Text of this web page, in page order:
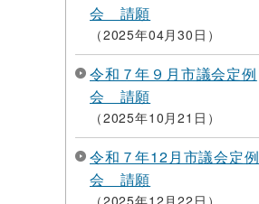
会 請願
2025年04月30日
令和７年９月市議会定例
会 請願
2025年10月21日
令和７年12月市議会定例
会 請願
2025年12月22日